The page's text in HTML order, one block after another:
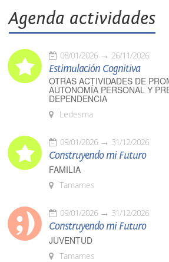
Agenda actividades
08/01/2026 26/11/2026
Estimulación Cognitiva
OTRAS ACTIVIDADES DE
AUTONOMÍA PERSONAL Y
DEPENDENCIA
Ledesma
09/01/2026 31/12/2026
Construyendo mi Futuro
FAMILIA
Tamames
09/01/2026 31/12/2026
Construyendo mi Futuro
JUVENTUD
Tamames